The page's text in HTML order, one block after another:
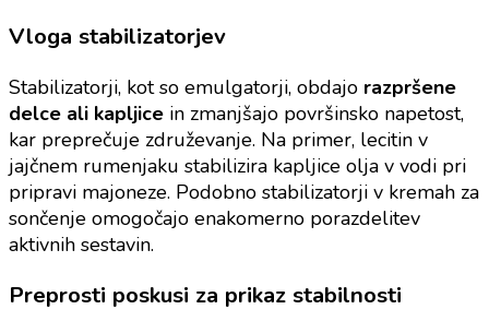
Vloga stabilizatorjev
Stabilizatorji, kot so emulgatorji, obdajo razpršene
delce ali kapljice in zmanjšajo površinsko napetost,
kar preprečuje združevanje. Na primer, lecitin v
jajčnem rumenjaku stabilizira kapljice olja v vodi pri
pripravi majoneze. Podobno stabilizatorji v kremah za
sončenje omogočajo enakomerno porazdelitev
aktivnih sestavin.
Preprosti poskusi za prikaz stabilnosti